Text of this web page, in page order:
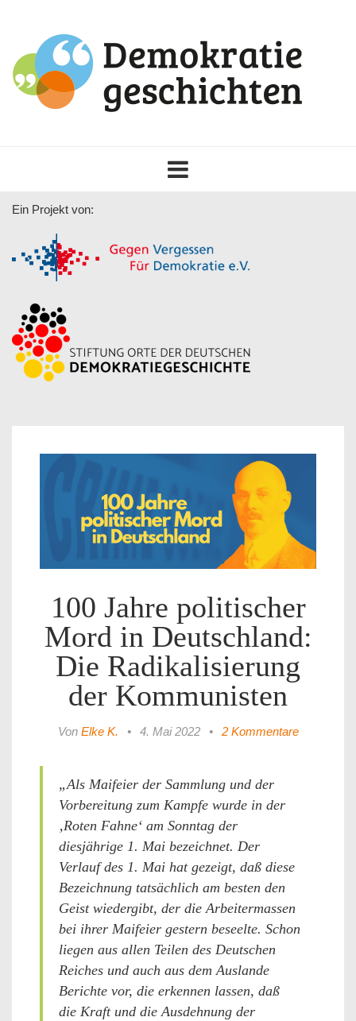
navigation
Ein Projekt von:
100 Jahre politischer
Mord in Deutschland:
Die Radikalisierung
der Kommunisten
Von Elke K. • 4. Mai 2022 • 2 Kommentare
„Als Maifeier der Sammlung und der
Vorbereitung zum Kampfe wurde in der
‚Roten Fahne‘ am Sonntag der
diesjährige 1. Mai bezeichnet. Der
Verlauf des 1. Mai hat gezeigt, daß diese
Bezeichnung tatsächlich am besten den
Geist wiedergibt, der die Arbeitermassen
bei ihrer Maifeier gestern beseelte. Schon
liegen aus allen Teilen des Deutschen
Reiches und auch aus dem Auslande
Berichte vor, die erkennen lassen, daß
die Kraft und die Ausdehnung der